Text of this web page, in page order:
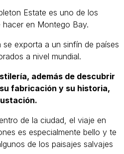
Estate es uno de los
hacer en Montego Bay.
exporta a un sinfín de países
a nivel mundial.
además de descubrir
fabricación y su historia,
de la ciudad, el viaje en
es especialmente bello y te
de los paisajes salvajes